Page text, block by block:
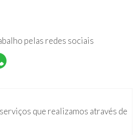
pelas redes sociais
que realizamos através de